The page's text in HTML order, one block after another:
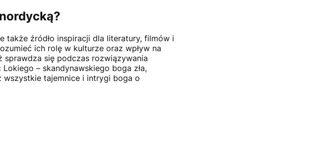
także źródło inspiracji dla literatury, filmów i
ich rolę w kulturze oraz wpływ na
sprawdza się podczas rozwiązywania
– skandynawskiego boga zła,
wszystkie tajemnice i intrygi boga o